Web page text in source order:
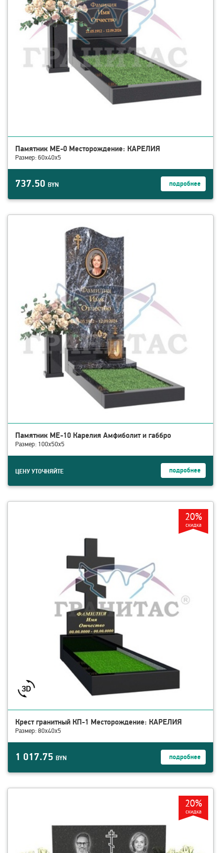
Памятник МЕ-0 Месторождение: КАРЕЛИЯ
Размер: 60x40x5
737.50 BYN подробнее
смотреть детали Памятник МЕ-10 Карелия Амфиболит и габбро
Памятник МЕ-10 Карелия Амфиболит и габбро
Размер: 100х50х5
ЦЕНУ УТОЧНЯЙТЕ подробнее
смотреть детали Крест гранитный КП-1 Месторождение:
20%
скидка
Крест гранитный КП-1 Месторождение: КАРЕЛИЯ
Размер: 80x40x5
1 017.75 BYN подробнее
смотреть детали Памятник ГЕ-1 Месторождение: КАРЕЛИЯ
20%
скидка